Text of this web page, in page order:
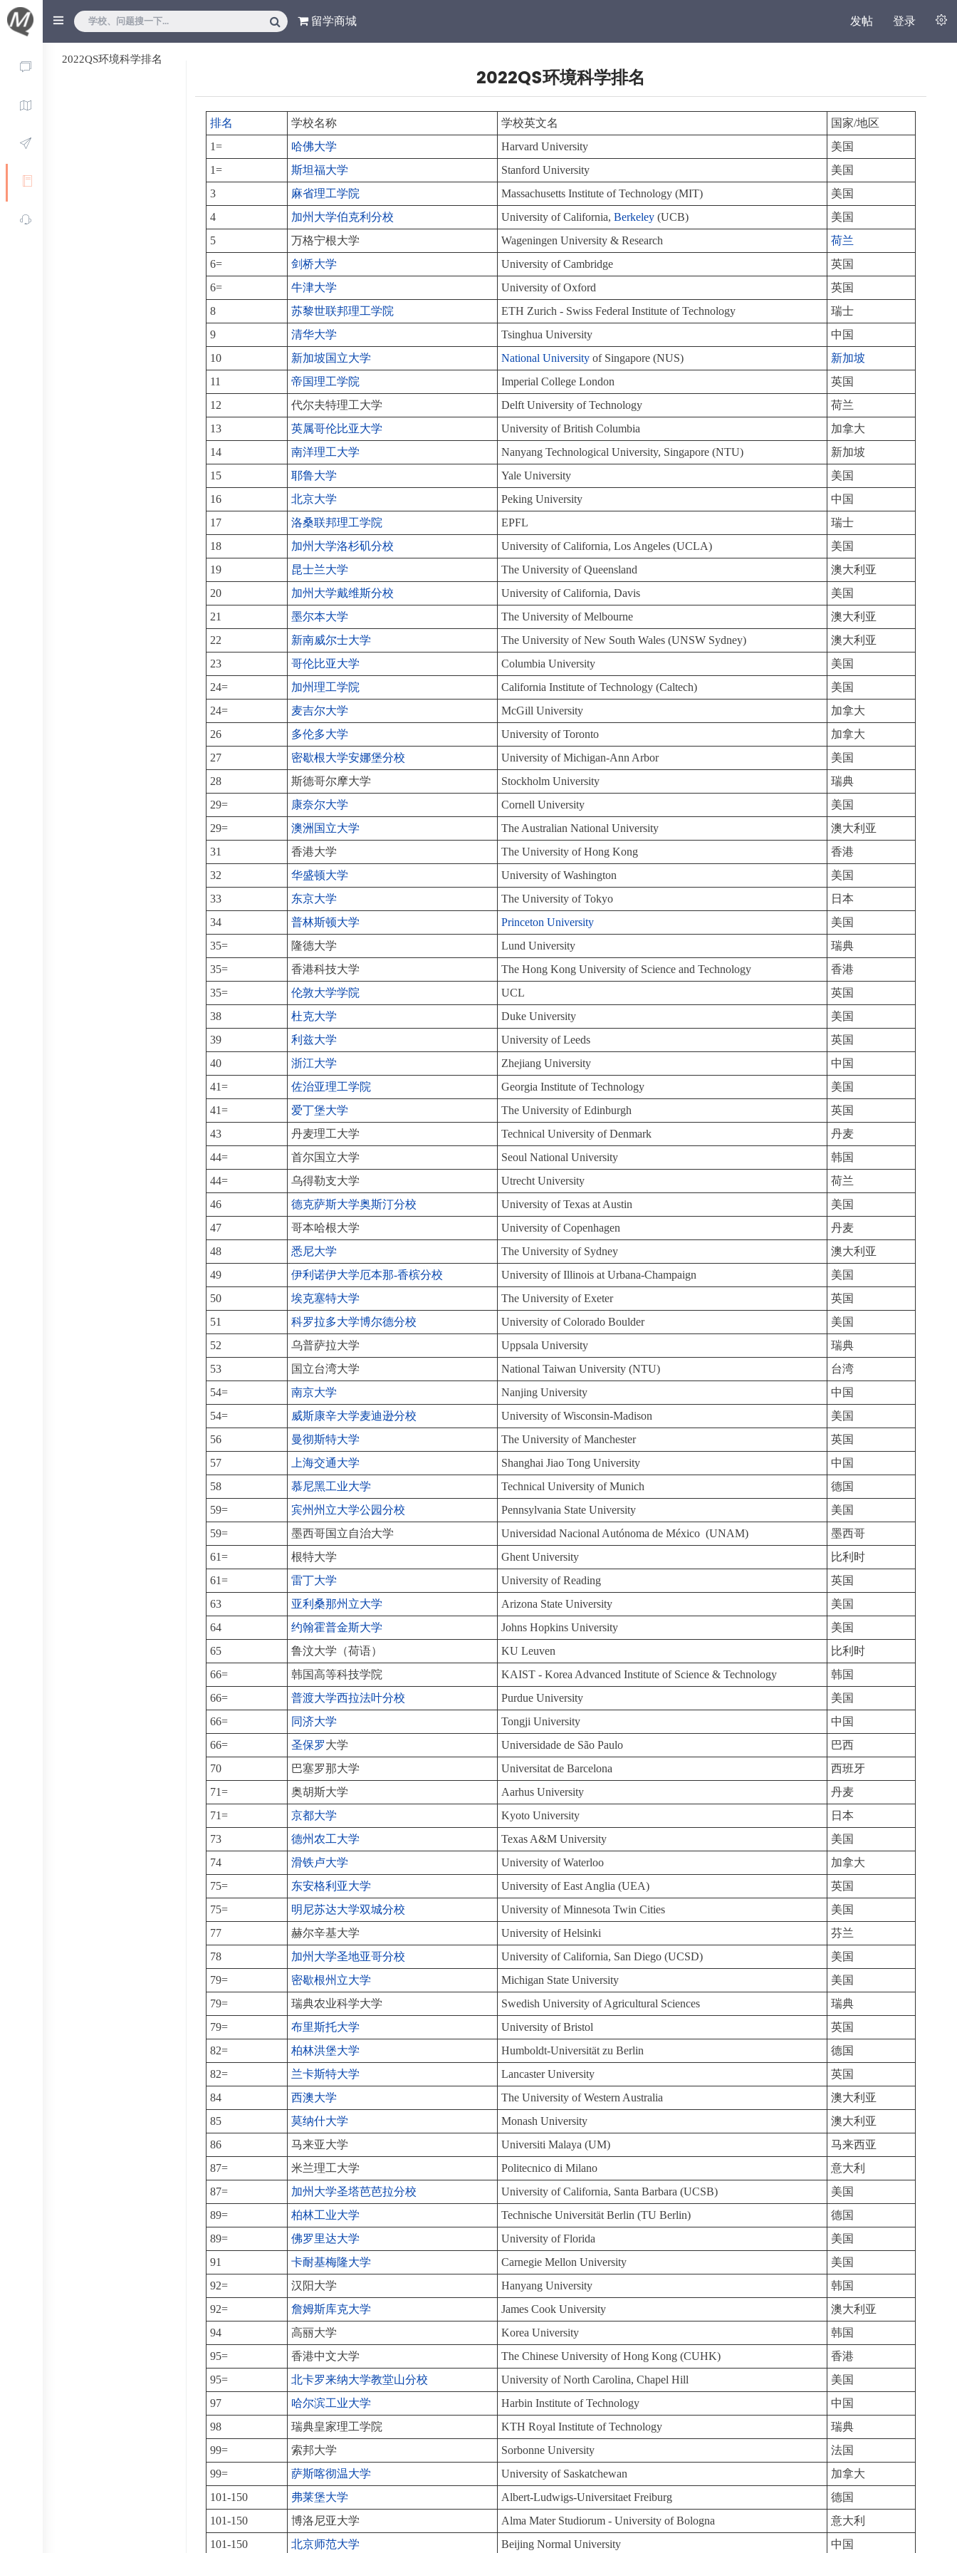
留学商城 发帖 登录
2022QS环境科学排名
2022QS环境科学排名
排名 学校名称 学校英文名
国家/地区
1=
哈佛大学 Harvard University
美国
1=
斯坦福大学 Stanford University
美国
3
麻省理工学院 Massachusetts Institute of Technology (MIT)
美国
4
加州大学伯克利分校 University of California,Berkeley (UCB)
美国
5
万格宁根大学 Wageningen University & Research
荷兰
6=
剑桥大学 University of Cambridge
英国
6=
牛津大学 University of Oxford
英国
8
苏黎世联邦理工学院 ETH Zurich - Swiss Federal Institute of Technology
瑞士
9
清华大学 Tsinghua University
中国
10
新加坡国立大学 National University of Singapore (NUS)
新加坡
11
帝国理工学院 Imperial College London
英国
12
代尔夫特理工大学 Delft University of Technology
荷兰
13
英属哥伦比亚大学 University of British Columbia
加拿大
14
南洋理工大学 Nanyang Technological University, Singapore (NTU)
新加坡
15
耶鲁大学 Yale University
美国
16
北京大学 Peking University
中国
17
洛桑联邦理工学院 EPFL
瑞士
18
加州大学洛杉矶分校 University of California, Los Angeles (UCLA)
美国
19
昆士兰大学 The University of Queensland
澳大利亚
20
加州大学戴维斯分校 University of California, Davis
美国
21
墨尔本大学 The University of Melbourne
澳大利亚
22
新南威尔士大学 The University of New South Wales (UNSW Sydney)
澳大利亚
23
哥伦比亚大学 Columbia University
美国
24=
加州理工学院 California Institute of Technology (Caltech)
美国
24=
麦吉尔大学 McGill University
加拿大
26
多伦多大学 University of Toronto
加拿大
27
密歇根大学安娜堡分校 University of Michigan-Ann Arbor
美国
28
斯德哥尔摩大学 Stockholm University
瑞典
29=
康奈尔大学 Cornell University
美国
29=
澳洲国立大学 The Australian National University
澳大利亚
31
香港大学 The University of Hong Kong
香港
32
华盛顿大学 University of Washington
美国
33
东京大学 The University of Tokyo
日本
34
普林斯顿大学 Princeton University
美国
35=
隆德大学 Lund University
瑞典
35=
香港科技大学 The Hong Kong University of Science and Technology
香港
35=
伦敦大学学院 UCL
英国
38
杜克大学 Duke University
美国
39
利兹大学 University of Leeds
英国
40
浙江大学 Zhejiang University
中国
41=
佐治亚理工学院 Georgia Institute of Technology
美国
41=
爱丁堡大学 The University of Edinburgh
英国
43
丹麦理工大学 Technical University of Denmark
丹麦
44=
首尔国立大学 Seoul National University
韩国
44=
乌得勒支大学 Utrecht University
荷兰
46
德克萨斯大学奥斯汀分校 University of Texas at Austin
美国
47
哥本哈根大学 University of Copenhagen
丹麦
48
悉尼大学 The University of Sydney
澳大利亚
49
伊利诺伊大学厄本那-香槟分校 University of Illinois at Urbana-Champaign
美国
50
埃克塞特大学 The University of Exeter
英国
51
科罗拉多大学博尔德分校 University of Colorado Boulder
美国
52
乌普萨拉大学 Uppsala University
瑞典
53
国立台湾大学 National Taiwan University (NTU)
台湾
54=
南京大学 Nanjing University
中国
54=
威斯康辛大学麦迪逊分校 University of Wisconsin-Madison
美国
56
曼彻斯特大学 The University of Manchester
英国
57
上海交通大学 Shanghai Jiao Tong University
中国
58
慕尼黑工业大学 Technical University of Munich
德国
59=
宾州州立大学公园分校 Pennsylvania State University
美国
59=
墨西哥国立自治大学 Universidad Nacional Autónoma de México (UNAM)
墨西哥
61=
根特大学 Ghent University
比利时
61=
雷丁大学 University of Reading
英国
63
亚利桑那州立大学 Arizona State University
美国
64
约翰霍普金斯大学 Johns Hopkins University
美国
65
鲁汶大学（荷语） KU Leuven
比利时
66=
韩国高等科技学院 KAIST - Korea Advanced Institute of Science & Technology
韩国
66=
普渡大学西拉法叶分校 Purdue University
美国
66=
同济大学 Tongji University
中国
66=
圣保罗大学 Universidade de São Paulo
巴西
70
巴塞罗那大学 Universitat de Barcelona
西班牙
71=
奥胡斯大学 Aarhus University
丹麦
71=
京都大学 Kyoto University
日本
73
德州农工大学 Texas A&M University
美国
74
滑铁卢大学 University of Waterloo
加拿大
75=
东安格利亚大学 University of East Anglia (UEA)
英国
75=
明尼苏达大学双城分校 University of Minnesota Twin Cities
美国
77
赫尔辛基大学 University of Helsinki
芬兰
78
加州大学圣地亚哥分校 University of California, San Diego (UCSD)
美国
79=
密歇根州立大学 Michigan State University
美国
79=
瑞典农业科学大学 Swedish University of Agricultural Sciences
瑞典
79=
布里斯托大学 University of Bristol
英国
82=
柏林洪堡大学 Humboldt-Universität zu Berlin
德国
82=
兰卡斯特大学 Lancaster University
英国
84
西澳大学 The University of Western Australia
澳大利亚
85
莫纳什大学 Monash University
澳大利亚
86
马来亚大学 Universiti Malaya (UM)
马来西亚
87=
米兰理工大学 Politecnico di Milano
意大利
87=
加州大学圣塔芭芭拉分校 University of California, Santa Barbara (UCSB)
美国
89=
柏林工业大学 Technische Universität Berlin (TU Berlin)
德国
89=
佛罗里达大学 University of Florida
美国
91
卡耐基梅隆大学 Carnegie Mellon University
美国
92=
汉阳大学 Hanyang University
韩国
92=
詹姆斯库克大学 James Cook University
澳大利亚
94
高丽大学 Korea University
韩国
95=
香港中文大学 The Chinese University of Hong Kong (CUHK)
香港
95=
北卡罗来纳大学教堂山分校 University of North Carolina, Chapel Hill
美国
97
哈尔滨工业大学 Harbin Institute of Technology
中国
98
瑞典皇家理工学院 KTH Royal Institute of Technology
瑞典
99=
索邦大学 Sorbonne University
法国
99=
萨斯喀彻温大学 University of Saskatchewan
加拿大
101-150
弗莱堡大学 Albert-Ludwigs-Universitaet Freiburg
德国
101-150
博洛尼亚大学 Alma Mater Studiorum - University of Bologna
意大利
101-150
北京师范大学 Beijing Normal University 中国